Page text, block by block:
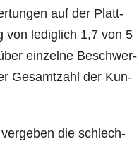
auf der Platt­
von ledig­lich 1,7 von 5
ein­zel­ne Beschwer­
Gesamt­zahl der Kun­
die schlech­